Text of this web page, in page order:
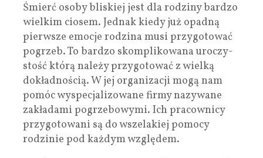
Śmierć osoby bli­skiej jest dla rodziny bar­dzo
wiel­kim cio­sem. Jed­nak kiedy już opadną
pierw­sze emo­cje rodzina musi przy­go­to­wać
pogrzeb. To bar­dzo skom­pli­ko­wana uro­czy­
stość którą należy przy­go­to­wać z wielką
dokład­no­ścią. W jej orga­ni­za­cji mogą nam
pomóc wyspe­cja­li­zo­wane firmy nazy­wane
zakła­dami pogrze­bowymi. Ich pra­cow­nicy
przy­go­to­wani są do wsze­la­kiej pomocy
rodzi­nie pod każ­dym wzglę­dem.